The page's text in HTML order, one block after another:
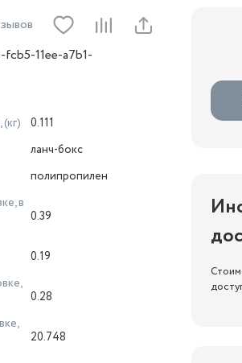
11ee-a7b1-
0.111
ланч-бокс
полипропилен
в
0.39
0.19
0.28
20.748